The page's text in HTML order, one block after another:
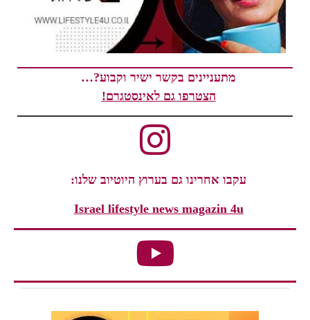
מתעניינים בקשר ישיר וקבוע?…
הצטרפו גם לאינסטגרם!
עקבו אחרינו גם בערוץ היוטיוב שלנו:
Israel lifestyle news magazin 4u